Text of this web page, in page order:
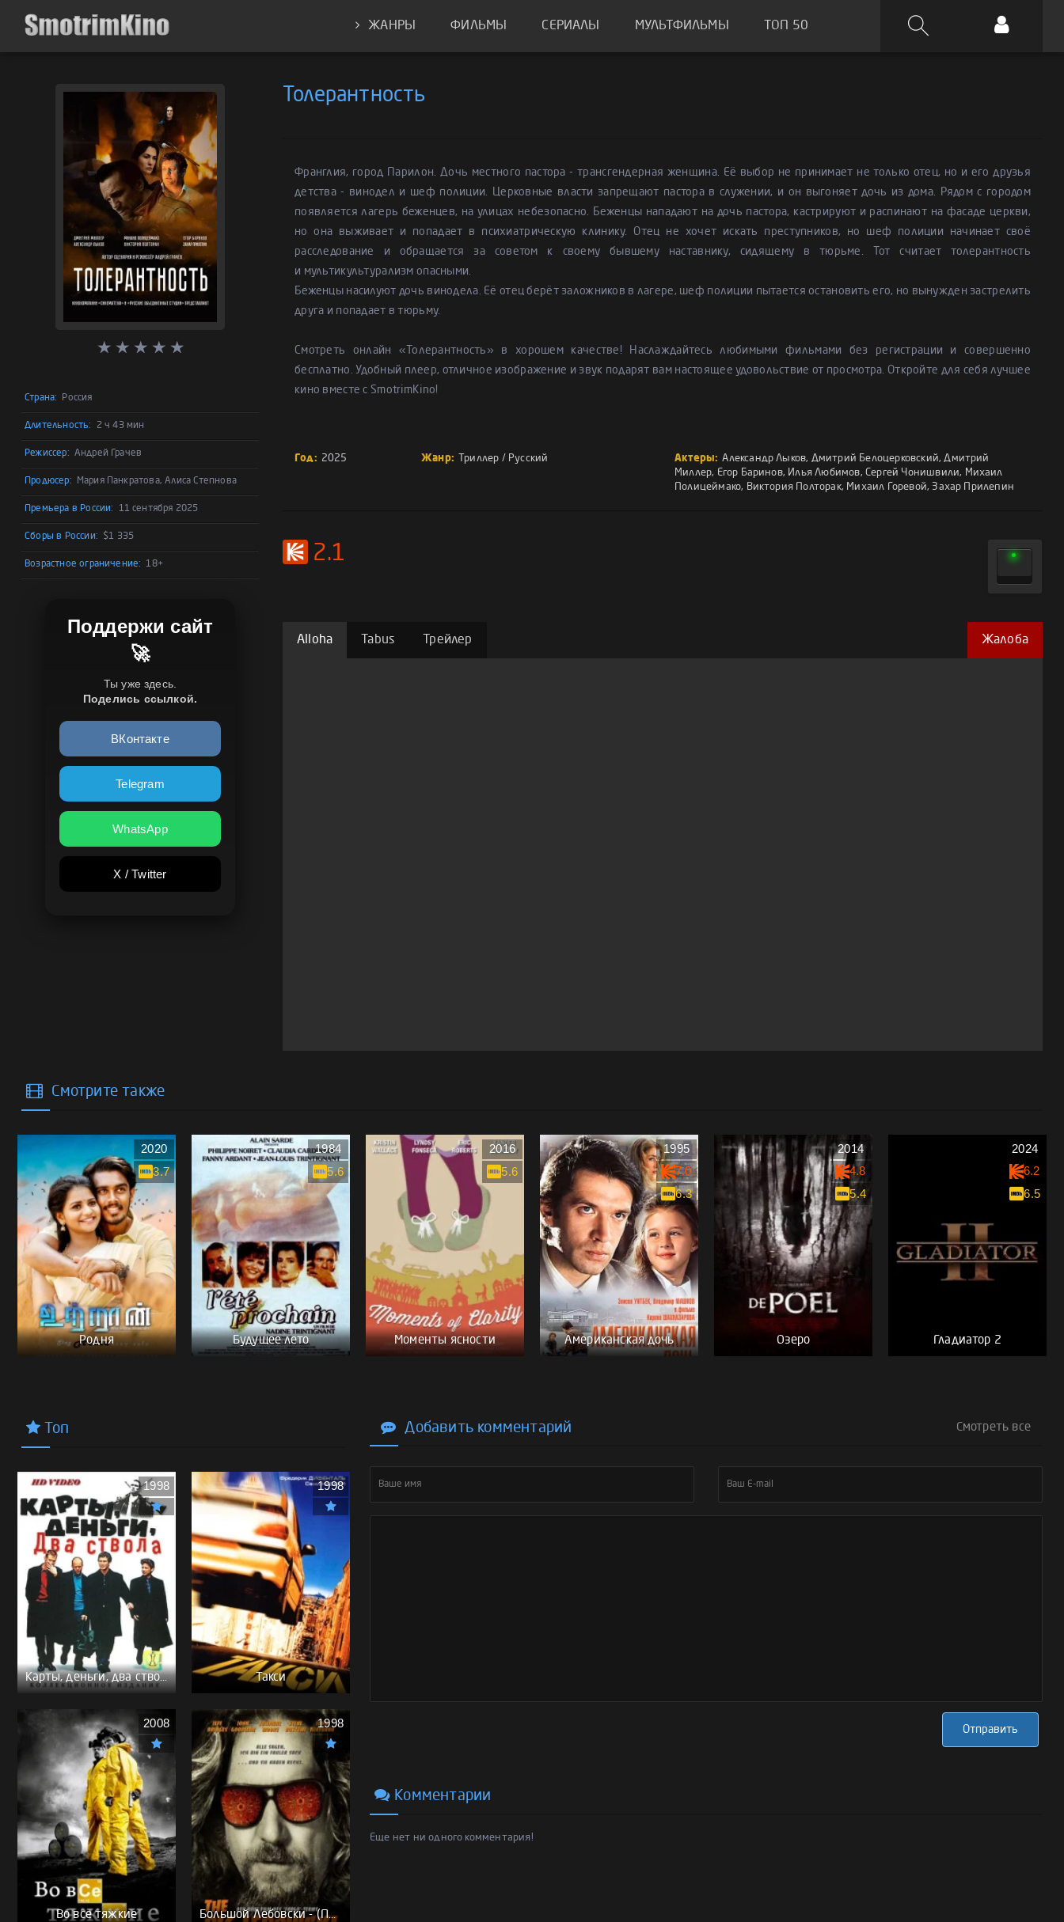
ЖАНРЫ ФИЛЬМЫ СЕРИАЛЫ МУЛЬТФИЛЬМЫ ТОП 50
Страна: Россия
Длительность: 2 ч 43 мин
Режиссер: Андрей Грачев
Продюсер: Мария Панкратова, Алиса Степнова
Премьера в России: 11 сентября 2025
Сборы в России: $1 335
Возрастное ограничение: 18+
Поддержи сайт
🚀
Ты уже здесь.
Поделись ссылкой.
ВКонтакте
Telegram
WhatsApp
X / Twitter
Толерантность
Франглия, город Парилон. Дочь местного пастора - трансгендерная женщина. Её выбор не принимает не только отец, но и его друзья
детства - винодел и шеф полиции. Церковные власти запрещают пастора в служении, и он выгоняет дочь из дома. Рядом с городом
появляется лагерь беженцев, на улицах небезопасно. Беженцы нападают на дочь пастора, кастрируют и распинают на фасаде церкви,
но она выживает и попадает в психиатрическую клинику. Отец не хочет искать преступников, но шеф полиции начинает своё
расследование и обращается за советом к своему бывшему наставнику, сидящему в тюрьме. Тот считает толерантность
и мультикультурализм опасными.
Беженцы насилуют дочь винодела. Её отец берёт заложников в лагере, шеф полиции пытается остановить его, но вынужден застрелить
друга и попадает в тюрьму.
Смотреть онлайн «Толерантность» в хорошем качестве! Наслаждайтесь любимыми фильмами без регистрации и совершенно
бесплатно. Удобный плеер, отличное изображение и звук подарят вам настоящее удовольствие от просмотра. Откройте для себя лучшее
кино вместе с SmotrimKino!
Год: 2025 Жанр: Триллер / Русский Актеры: Александр Лыков, Дмитрий Белоцерковский,Дмитрий
Миллер, Егор Баринов, Илья Любимов, Сергей Чонишвили, Михаил
Полицеймако, Виктория Полторак, Михаил Горевой, Захар Прилепин
2.1
Alloha Tabus Трейлер Жалоба
Смотрите также
Родня
2020
3.7
Будущее лето
1984
5.6
Моменты ясности
2016
5.6
Американская дочь
1995
7.0
6.3
Озеро
2014
4.8
5.4
Гладиатор 2
2024
6.2
6.5
Топ
Карты, деньги, два ствола - (Перевод Гоблина)
1998
Такси
1998
Во все тяжкие
2008
Большой Лебовски - (Перевод Гоблина)
1998
Добавить комментарий Смотреть все
Отправить
Комментарии
Еще нет ни одного комментария!